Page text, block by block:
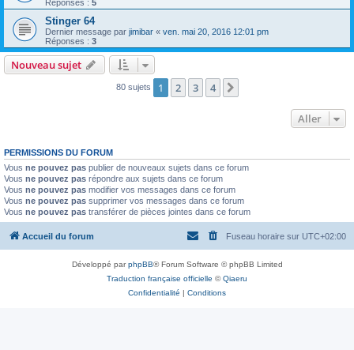
Réponses : 5
Stinger 64
Dernier message par jimibar « ven. mai 20, 2016 12:01 pm
Réponses : 3
Nouveau sujet
80 sujets 1 2 3 4
Aller
PERMISSIONS DU FORUM
Vous ne pouvez pas publier de nouveaux sujets dans ce forum
Vous ne pouvez pas répondre aux sujets dans ce forum
Vous ne pouvez pas modifier vos messages dans ce forum
Vous ne pouvez pas supprimer vos messages dans ce forum
Vous ne pouvez pas transférer de pièces jointes dans ce forum
Accueil du forum Fuseau horaire sur UTC+02:00
Développé parphpBB® Forum Software © phpBB Limited
Traduction française officielle ©Qiaeru
Confidentialité | Conditions